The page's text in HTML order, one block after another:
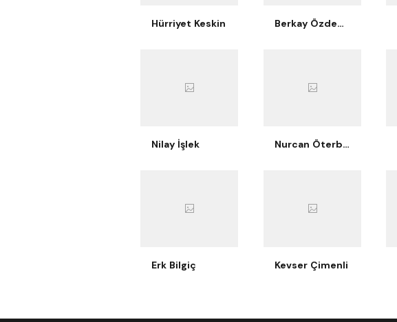
Hürriyet Keskin Berkay Özdemir
Nilay İşlek Nurcan Öterbübül Tatari
Erk Bilgiç Kevser Çimenli